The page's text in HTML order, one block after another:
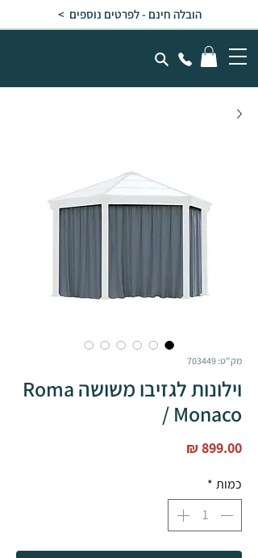
הובלה חינם - לפרטים נוספים >
מק"ט: 703449
וילונות לגזיבו משושה Roma
/ Monaco
כמות *